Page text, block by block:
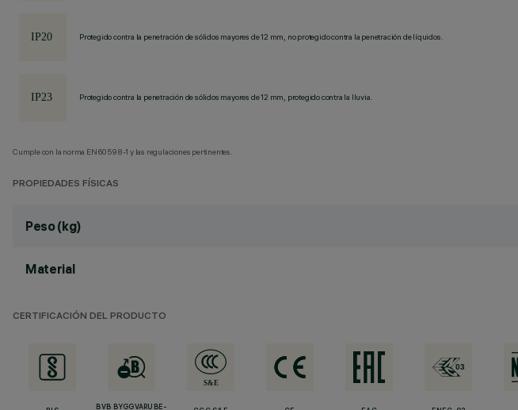
Protegido contra la penetración de sólidos mayores de 12 mm, no protegido contra la penetración de líquidos.
Protegido contra la penetración de sólidos mayores de 12 mm, protegido contra la lluvia.
Cumple con la norma EN60598-1 y las regulaciones pertinentes.
PROPIEDADES FÍSICAS
Peso (kg)
Material
CERTIFICACIÓN DEL PRODUCTO
BVB BYGGVARUBE-